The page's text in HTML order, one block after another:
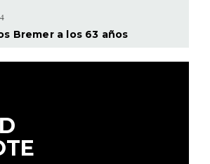
Bremer a los 63 años